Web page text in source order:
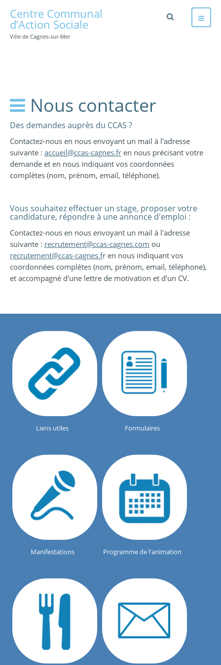
Centre Communal
d’Action Sociale
Ville de Cagnes-sur-Mer
Nous contacter
Des demandes auprès du CCAS ?
Contactez-nous en nous envoyant un mail à l'adresse
suivante : accueil@ccas-cagnes.fr en nous précisant votre
demande et en nous indiquant vos coordonnées
complètes (nom, prénom, email, téléphone).
Vous souhaitez effectuer un stage, proposer votre
candidature, répondre à une annonce d'emploi :
Contactez-nous en nous envoyant un mail à l'adresse
suivante : recrutement@ccas-cagnes.com ou
recrutement@ccas-cagnes.fr en nous indiquant vos
coordonnées complètes (nom, prénom, email, téléphone),
et accompagné d'une lettre de motivation et d'un CV.
Liens utiles Formulaires
Manifestations Programme de l'animation